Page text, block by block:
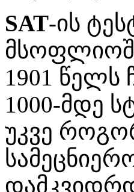
SAT-ის
1901 წელს
1000-მდე
უკვე